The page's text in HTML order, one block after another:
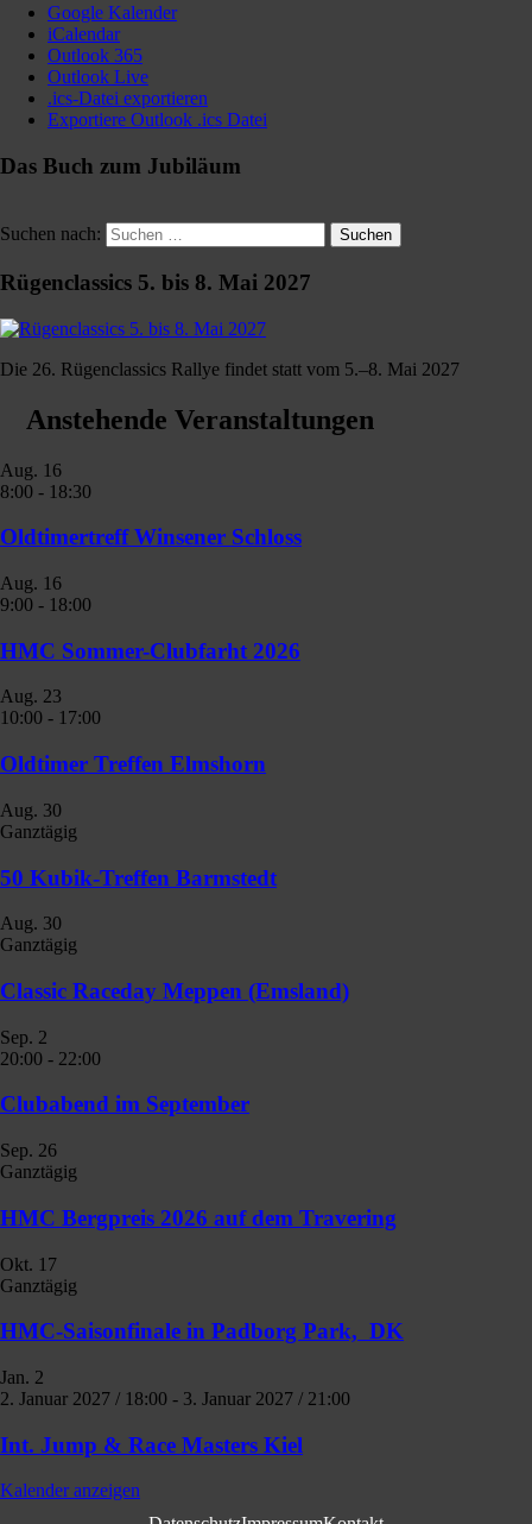
Google Kalender
iCalendar
Outlook 365
Outlook Live
.ics-Datei exportieren
Exportiere Outlook .ics Datei
Das Buch zum Jubiläum
Suchen nach: Suchen
Rügenclassics 5. bis 8. Mai 2027
Die 26. Rügenclassics Rallye findet statt vom 5.–8. Mai 2027
Anstehende Veranstaltungen
Aug. 16
8:00 - 18:30
Oldtimertreff Winsener Schloss
Aug. 16
9:00 - 18:00
HMC Sommer-Clubfarht 2026
Aug. 23
10:00 - 17:00
Oldtimer Treffen Elmshorn
Aug. 30
Ganztägig
50 Kubik-Treffen Barmstedt
Aug. 30
Ganztägig
Classic Raceday Meppen (Emsland)
Sep. 2
20:00 - 22:00
Clubabend im September
Sep. 26
Ganztägig
HMC Bergpreis 2026 auf dem Travering
Okt. 17
Ganztägig
HMC-Saisonfinale in Padborg Park, DK
Jan. 2
2. Januar 2027 / 18:00 - 3. Januar 2027 / 21:00
Int. Jump & Race Masters Kiel
Kalender anzeigen